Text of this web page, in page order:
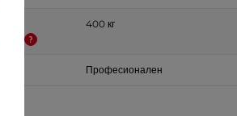
400 кг
Професионален